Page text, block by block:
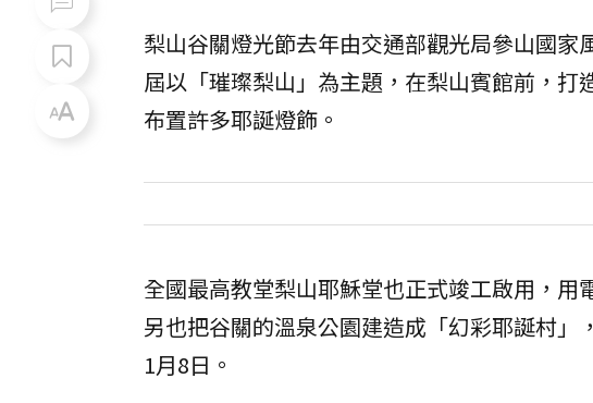
梨山谷關燈光節去年由交通部觀光局參山國
屆以「璀璨梨山」為主題，在梨山賓館前，
布置許多耶誕燈飾。
全國最高教堂梨山耶穌堂也正式竣工啟用，
另也把谷關的溫泉公園建造成「幻彩耶誕村
1月8日。